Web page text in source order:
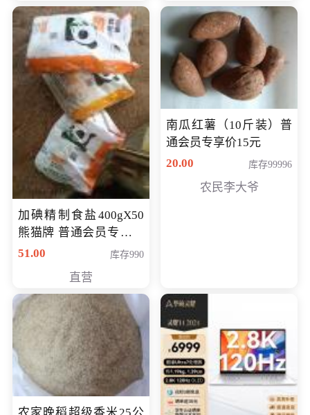
加碘精制食盐400gX50
熊猫牌 普通会员专享价
格50元
51.00 库存990
直营
南瓜红薯（10斤装）普
通会员专享价15元
20.00
库存99996
农民李大爷